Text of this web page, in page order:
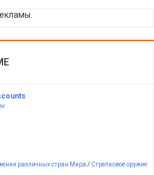
различных стран Мира / Стрелковое оружие